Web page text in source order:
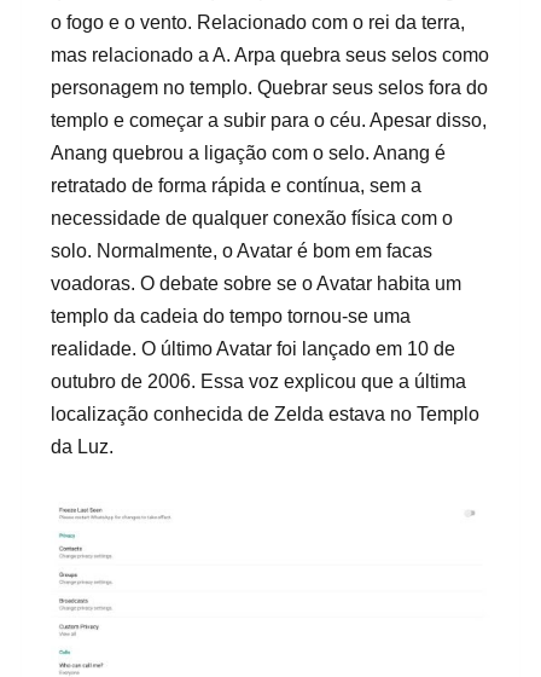
o fogo e o vento. Relacionado com o rei da terra,
mas relacionado a A. Arpa quebra seus selos como
personagem no templo. Quebrar seus selos fora do
templo e começar a subir para o céu. Apesar disso,
Anang quebrou a ligação com o selo. Anang é
retratado de forma rápida e contínua, sem a
necessidade de qualquer conexão física com o
solo. Normalmente, o Avatar é bom em facas
voadoras. O debate sobre se o Avatar habita um
templo da cadeia do tempo tornou-se uma
realidade. O último Avatar foi lançado em 10 de
outubro de 2006. Essa voz explicou que a última
localização conhecida de Zelda estava no Templo
da Luz.